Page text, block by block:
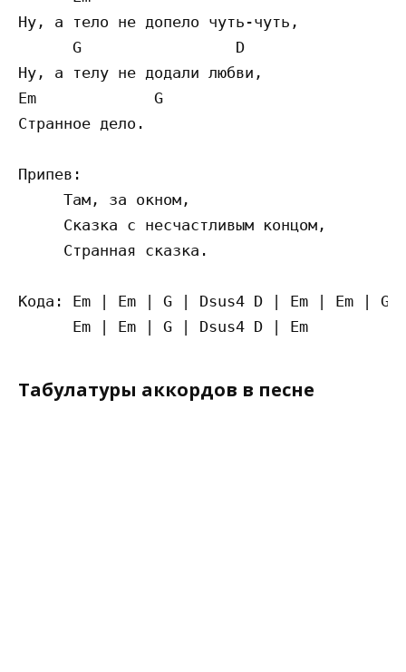
Ну, а тело не допело чуть-чуть,
      G                 D
Ну, а телу не додали любви,
Em             G
Странное дело.
Припев:
     Там, за окном,
     Сказка с несчастливым концом,
     Странная сказка.
Кода: Em | Em | G | Dsus4 D | Em | Em | G
Табулатуры аккордов в песне